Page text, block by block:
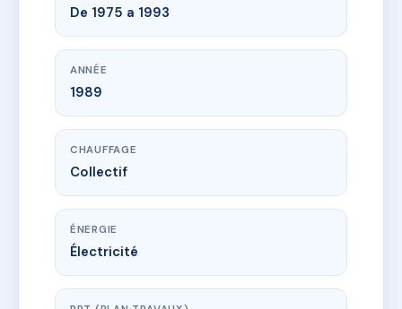
De 1975 a 1993
ANNÉE
1989
CHAUFFAGE
Collectif
ÉNERGIE
Électricité